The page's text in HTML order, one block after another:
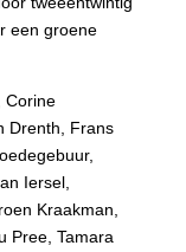
een groene
Corine
Drenth, Frans
Iersel,
Kraakman,
Pree, Tamara